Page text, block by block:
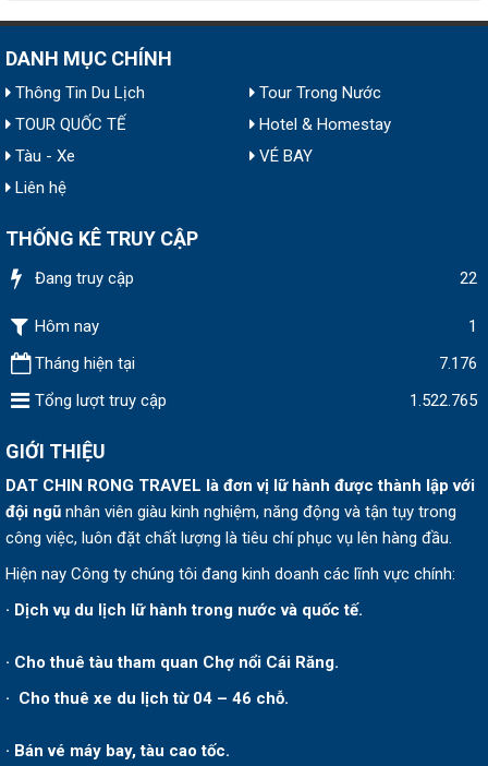
DANH MỤC CHÍNH
Thông Tin Du Lịch
Tour Trong Nước
TOUR QUỐC TẾ
Hotel & Homestay
Tàu - Xe
VÉ BAY
Liên hệ
THỐNG KÊ TRUY CẬP
Đang truy cập 22
Hôm nay
1
Tháng hiện tại
7.176
Tổng lượt truy cập
1.522.765
GIỚI THIỆU
DAT CHIN RONG TRAVEL là đơn vị lữ hành được thành lập với
đội ngũ nhân viên giàu kinh nghiệm, năng động và tận tụy trong
công việc, luôn đặt chất lượng là tiêu chí phục vụ lên hàng đầu.
Hiện nay Công ty chúng tôi đang kinh doanh các lĩnh vực chính:
· Dịch vụ du lịch lữ hành trong nước và quốc tế.
· Cho thuê tàu tham quan Chợ nổi Cái Răng.
· Cho thuê xe du lịch từ 04 – 46 chỗ.
· Bán vé máy bay, tàu cao tốc.